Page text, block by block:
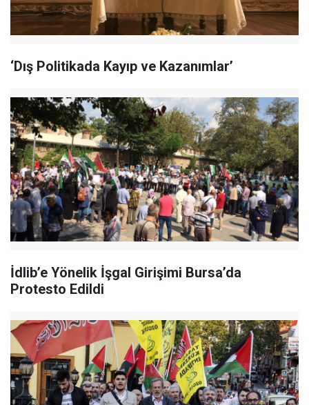
‘Dış Politikada Kayıp ve Kazanımlar’
İdlib’e Yönelik İşgal Girişimi Bursa’da
Protesto Edildi